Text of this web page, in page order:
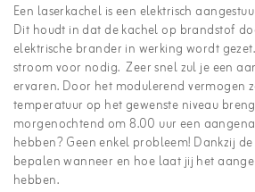
Een laserkachel is een elektrisch
Dit houdt in dat de kachel op brandstof
elektrische brander in werking wordt
stroom voor nodig. Zeer snel zul je een
ervaren. Door het modulerend vermogen
temperatuur op het gewenste niveau
morgenochtend om 8.00 uur een
hebben? Geen enkel probleem! Dankzij
bepalen wanneer en hoe laat jij het
hebben.